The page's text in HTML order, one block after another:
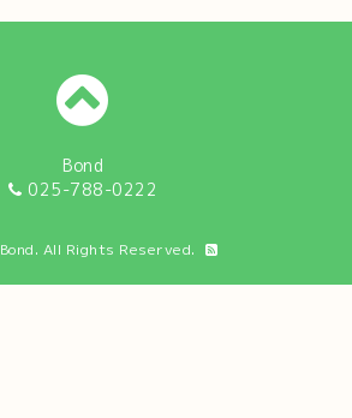
Bond
025-788-0222
Bond. All Rights Reserved.